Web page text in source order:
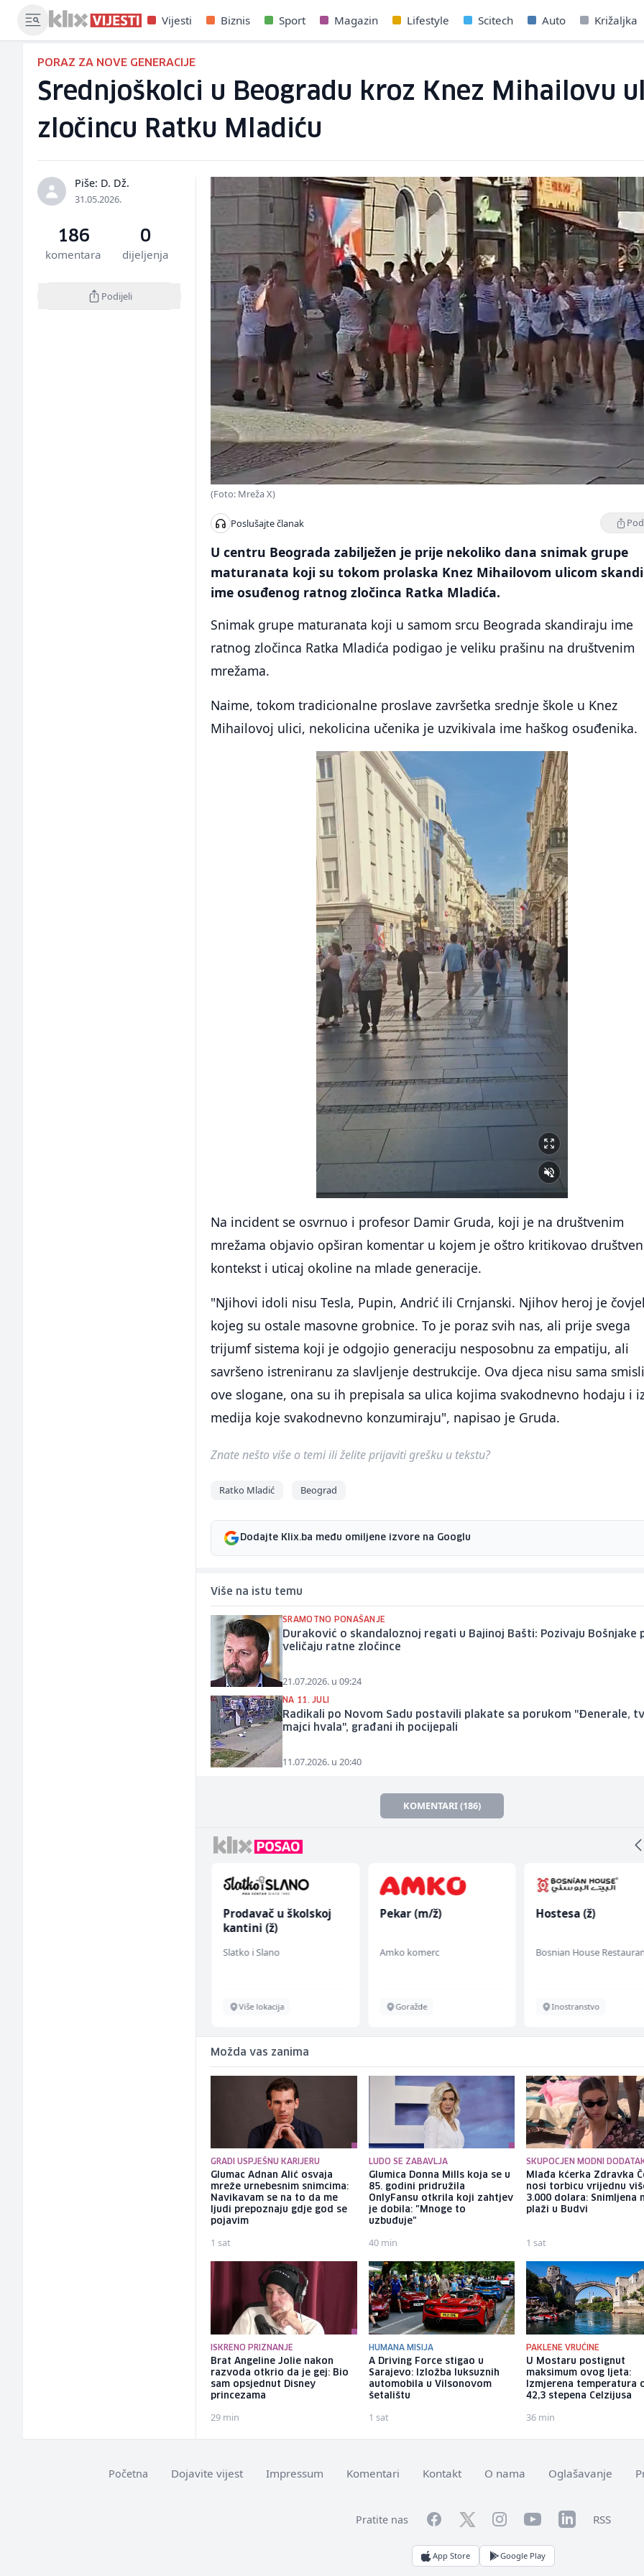
Vijesti Biznis Sport Magazin Lifestyle Scitech Auto Križaljka
PORAZ ZA NOVE GENERACIJE
Srednjoškolci u Beogradu kroz Knez Mihailovu
zločincu Ratku Mladiću
Piše: D. Dž.
31.05.2026.
186
komentara
0
dijeljenja
Podijeli
(Foto: Mreža X)
Poslušajte članak
U centru Beograda zabilježen je prije nekoliko dana snimak grupe
maturanata koji su tokom prolaska Knez Mihailovom ulicom
ime osuđenog ratnog zločinca Ratka Mladića.
Snimak grupe maturanata koji u samom srcu Beograda skandiraju ime
ratnog zločinca Ratka Mladića podigao je veliku prašinu na društvenim
mrežama.
Naime, tokom tradicionalne proslave završetka srednje škole u Knez
Mihailovoj ulici, nekolicina učenika je uzvikivala ime haškog osuđenika.
Na incident se osvrnuo i profesor Damir Gruda, koji je na društvenim
mrežama objavio opširan komentar u kojem je oštro kritikovao
kontekst i uticaj okoline na mlade generacije.
"Njihovi idoli nisu Tesla, Pupin, Andrić ili Crnjanski. Njihov heroj je
kojeg su ostale masovne grobnice. To je poraz svih nas, ali prije svega
trijumf sistema koji je odgojio generaciju nesposobnu za empatiju, ali
savršeno istreniranu za slavljenje destrukcije. Ova djeca nisu sama
ove slogane, ona su ih prepisala sa ulica kojima svakodnevno hodaju i
medija koje svakodnevno konzumiraju", napisao je Gruda.
Znate nešto više o temi ili želite prijaviti grešku u tekstu?
Ratko Mladić Beograd
Dodajte Klix.ba među omiljene izvore na Googlu
Više na istu temu
SRAMOTNO PONAŠANJE
Duraković o skandaloznoj regati u Bajinoj Bašti: Pozivaju Bošnjake
veličaju ratne zločince
21.07.2026. u 09:24
NA 11. JULI
Radikali po Novom Sadu postavili plakate sa porukom "Đenerale,
majci hvala", građani ih pocijepali
11.07.2026. u 20:40
KOMENTARI (186)
Pekar (m/ž)
Amko komerc
Goražde
Hostesa (ž)
Bosnian House Restaurant
Inostranstvo
Tehničar
Irion Argerr
Vogošća
Možda vas zanima
GRADI USPJEŠNU KARIJERU
Glumac Adnan Alić osvaja
mreže urnebesnim snimcima:
Navikavam se na to da me
ljudi prepoznaju gdje god se
pojavim
1 sat
LUDO SE ZABAVLJA
Glumica Donna Mills koja se u
85. godini pridružila
OnlyFansu otkrila koji zahtjev
je dobila: "Mnoge to
uzbuđuje"
40 min
SKUPOCJEN MODNI
Mlađa kćerka Zdravka
nosi torbicu vrijednu
3.000 dolara: Snimljena
plaži u Budvi
1 sat
ISKRENO PRIZNANJE
Brat Angeline Jolie nakon
razvoda otkrio da je gej: Bio
sam opsjednut Disney
princezama
29 min
HUMANA MISIJA
A Driving Force stigao u
Sarajevo: Izložba luksuznih
automobila u Vilsonovom
šetalištu
1 sat
PAKLENE VRUĆINE
U Mostaru postignut
maksimum ovog ljeta:
Izmjerena temperatura
42,3 stepena Celzijusa
36 min
Početna Dojavite vijest Impressum Komentari Kontakt O nama Oglašavanje
Pratite nas FacebookTwitterInstagramYouTubeLinkedInRSS
App Store Google Play